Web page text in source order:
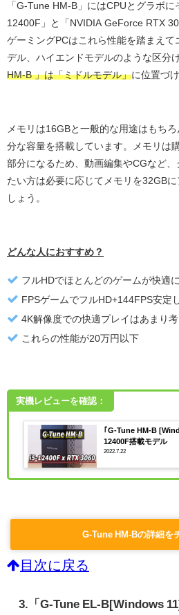
「G-Tune HM-B」にはCPUとグラボ
12400F」と「NVIDIA GeForce RTX
ゲーミングPCはこれら性能を踏まえて
デル、ハイエンドモデルのような区分
HM-B 」は「ミドルモデル」に位置づ
メモリは16GBと一般的な用途はもち
分な容量を搭載しています。メモリは
部分になるため、動画編集やCGなど
たい方は必要に応じてメモリを32GB
しょう。
どんな人におすすめ？
フルHDでほとんどのゲームが快適
FPSゲームでフルHD+144FPS安定
4K解像度での快適プレイはあまり
これらの性能が20万円以下
実機レビューを確認：
｢G-Tune HM-B
12400F搭載モデル
2022.7.22
G-Tune HM-Bの詳細を
目次に戻る
3.「G-Tune EL-B[Windows